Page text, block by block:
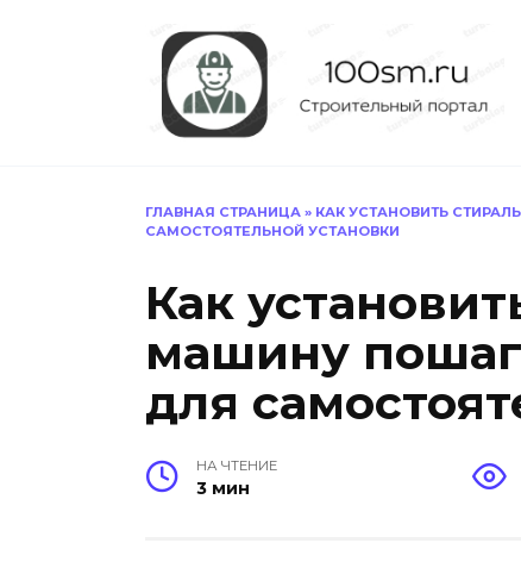
ГЛАВНАЯ СТРАНИЦА » КАК УСТАНОВИТЬ
САМОСТОЯТЕЛЬНОЙ УСТАНОВКИ
Как
машину
для
НА ЧТЕНИЕ
3 мин